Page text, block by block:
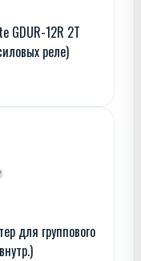
GDUR-12R 2T
реле)
для группового